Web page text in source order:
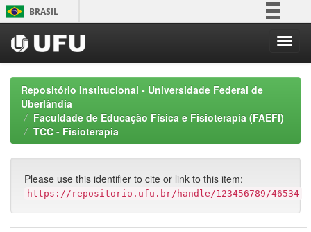
Skip
navigation
BRASIL
Participe
Acesso à informação
Legislação
Repositório Institucional - Universidade Federal de
Uberlândia
Faculdade de Educação Física e Fisioterapia (FAEFI)
TCC - Fisioterapia
Please use this identifier to cite or link to this item:
https://repositorio.ufu.br/handle/123456789/46534